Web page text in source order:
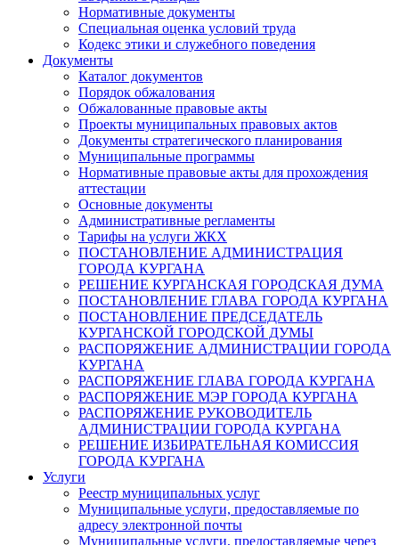
Нормативные документы
Специальная оценка условий труда
Кодекс этики и служебного поведения
Документы
Каталог документов
Порядок обжалования
Обжалованные правовые акты
Проекты муниципальных правовых актов
Документы стратегического планирования
Муниципальные программы
Нормативные правовые акты для прохождения
аттестации
Основные документы
Административные регламенты
Тарифы на услуги ЖКХ
ПОСТАНОВЛЕНИЕ АДМИНИСТРАЦИЯ
ГОРОДА КУРГАНА
РЕШЕНИЕ КУРГАНСКАЯ ГОРОДСКАЯ ДУМА
ПОСТАНОВЛЕНИЕ ГЛАВА ГОРОДА КУРГАНА
ПОСТАНОВЛЕНИЕ ПРЕДСЕДАТЕЛЬ
КУРГАНСКОЙ ГОРОДСКОЙ ДУМЫ
РАСПОРЯЖЕНИЕ АДМИНИСТРАЦИИ ГОРОДА
КУРГАНА
РАСПОРЯЖЕНИЕ ГЛАВА ГОРОДА КУРГАНА
РАСПОРЯЖЕНИЕ МЭР ГОРОДА КУРГАНА
РАСПОРЯЖЕНИЕ РУКОВОДИТЕЛЬ
АДМИНИСТРАЦИИ ГОРОДА КУРГАНА
РЕШЕНИЕ ИЗБИРАТЕЛЬНАЯ КОМИССИЯ
ГОРОДА КУРГАНА
Услуги
Реестр муниципальных услуг
Муниципальные услуги, предоставляемые по
адресу электронной почты
Муниципальные услуги, предоставляемые через